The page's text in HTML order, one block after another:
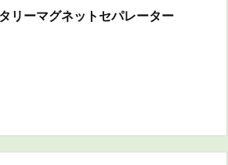
リーマグネットセパレーター